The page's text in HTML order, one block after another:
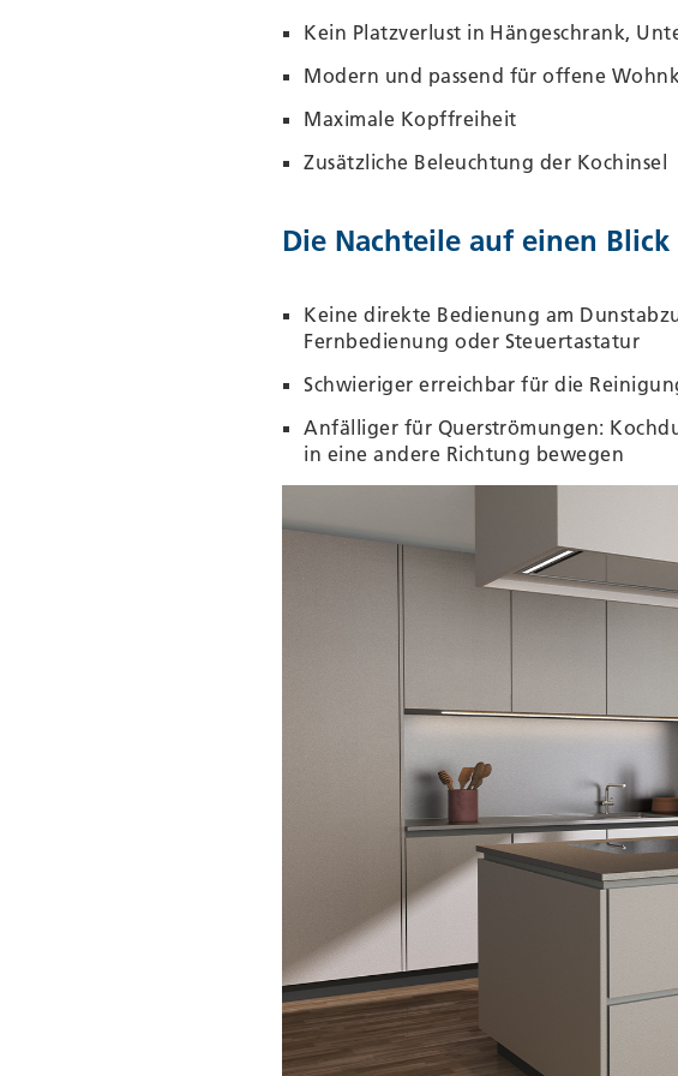
Kein Platzverlust in Hängeschrank,
Modern und passend für offene
Maximale Kopffreiheit
Zusätzliche Beleuchtung der Kochinsel
Die Nachteile auf einen Blick
Keine direkte Bedienung am
Fernbedienung oder Steuertastatur
Schwieriger erreichbar für die
Anfälliger für Querströmungen:
in eine andere Richtung bewegen